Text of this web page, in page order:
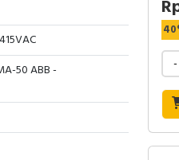
50 ABB -
-